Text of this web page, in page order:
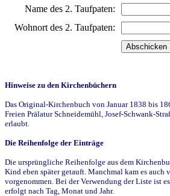
Name des 2. Taufpaten:
Wohnort des 2. Taufpaten:
Hinweise zu den Kirchenbüchern
Das Original-Kirchenbuch von Januar 1838 bis
Freien Prälatur Schneidemühl, Josef-Schwank-
erlaubt.
Die Reihenfolge der Einträge
Die ursprüngliche Reihenfolge aus dem
Kind eben später getauft. Manchmal kam es
vorgenommen. Bei der Verwendung der Liste ist
erfolgt nach Tag, Monat und Jahr.